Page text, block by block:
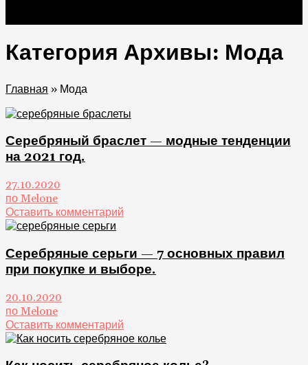
Категория Архивы: Мода
Главная » Мода
Серебряный браслет — модные тенденции
на 2021 год.
27.10.2020
по Melone
Оставить комментарий
Серебряные серьги — 7 основных правил
при покупке и выборе.
20.10.2020
по Melone
Оставить комментарий